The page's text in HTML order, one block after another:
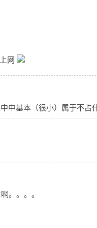
网
中基本（很小）属于不占
。。。。